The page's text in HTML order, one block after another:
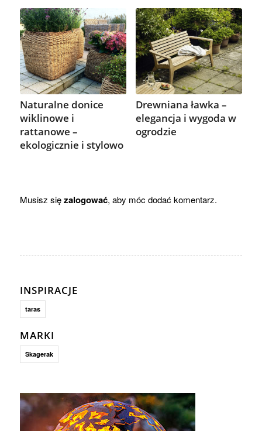
Naturalne donice
wiklinowe i
rattanowe –
ekologicznie i stylowo
Drewniana ławka –
elegancja i wygoda w
ogrodzie
Musisz sięzalogować, aby móc dodać komentarz.
INSPIRACJE
taras
MARKI
Skagerak